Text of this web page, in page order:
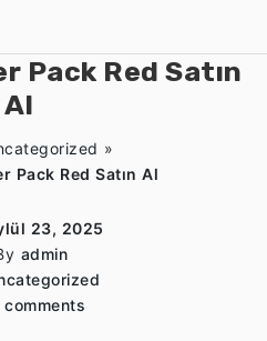
Pack Red Satın
Al
»
Pack Red Satın Al
23, 2025
admin
comments